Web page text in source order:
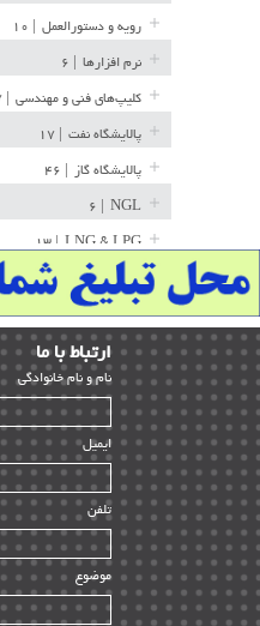
رویه و دستورالعمل
نرم افزارها
کلیپ‌های فنی و مهندسی
پالایشگاه نفت
پالایشگاه گاز
NGL
LNG & LPG | ۱۳
خط لوله | ۳۶
مخازن ذخیره | ۱۵
پتروشیمی | ۱۴
بازرسی و QC | ۱۵
HSE | ۳۹
ساخت و نصب | ۱۲
راه اندازی | ۹
سازندگان و تامین کنندگان
تامین مالی و سرمایه گذاری
ماشین آلات
ارﺗﺒﺎط ﺑﺎ ما
ﻧﺎم و ﻧﺎم ﺧﺎﻧﻮادﮔﻰ
ایمیل
تلفن
موضوع